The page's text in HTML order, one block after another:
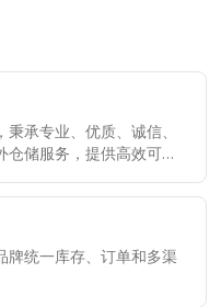
承专业、优质、诚信、
储服务，提供高效可靠
牌统一库存、订单和多渠